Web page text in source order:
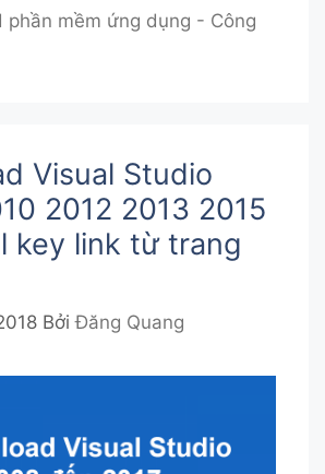
phần mềm ứng dụng - Công
Visual Studio
2012 2013 2015
key link từ trang
BởiĐăng Quang